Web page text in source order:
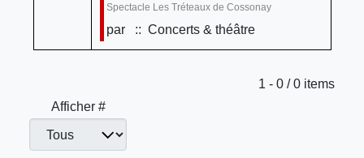
Spectacle Les Tréteaux de Cossonay
par :: Concerts & théâtre
Limite de la pagination
1 - 0 / 0 items
Afficher #